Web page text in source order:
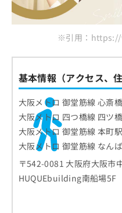
※引用：
基本情報（アクセス、
大阪メトロ 御堂筋線 心斎
大阪メトロ 四つ橋線 四ツ
大阪メトロ 御堂筋線 本町
大阪メトロ 御堂筋線 なん
〒542-0081 大阪府大阪市
HUQUEbuilding南船場5F